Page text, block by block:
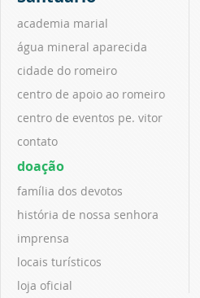
academia marial
água mineral aparecida
cidade do romeiro
centro de apoio ao romeiro
centro de eventos pe. vitor
contato
doação
família dos devotos
história de nossa senhora
imprensa
locais turísticos
loja oficial